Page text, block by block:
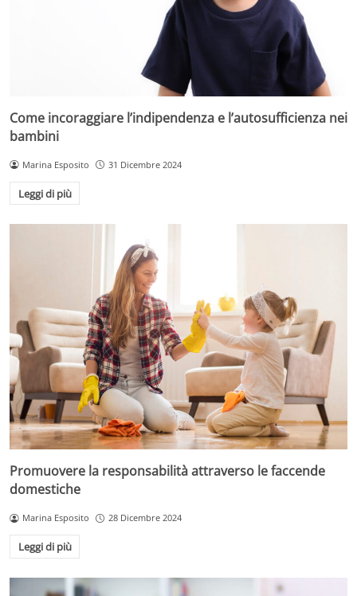
Come incoraggiare l’indipendenza e l’autosufficienza nei
bambini
Marina Esposito 31 Dicembre 2024
Leggi di più
Promuovere la responsabilità attraverso le faccende
domestiche
Marina Esposito 28 Dicembre 2024
Leggi di più